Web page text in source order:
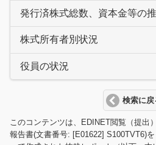
発行済株式総数、資本金等の
株式所有者別状況
役員の状況
検索に戻
このコンテンツは、EDINET閲覧（提出
報告書(文書番号: [E01622] S100TVT6)